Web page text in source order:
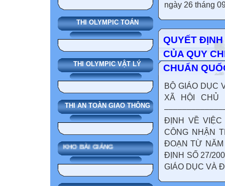
THI OLYMPIC TOÁN
THI OLYMPIC VẬT LÝ
THI AN TOÀN GIAO THÔNG
KHO BÀI GIẢNG
ngày 26 tháng
QUYẾT
CỦA QUY
CHUẨN
BỘ GIÁO DỤC
XÃ HỘI CHỦ
ĐỊNH VỀ VIỆC
CÔNG NHẬN
ĐOẠN TỪ NĂM
ĐỊNH SỐ 27/
GIÁO DỤC VÀ